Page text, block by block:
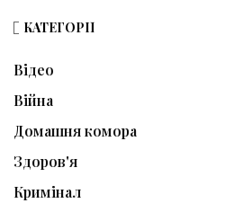
КАТЕГОРІЇ
Відео
Війна
Домашня комора
Здоров'я
Кримінал